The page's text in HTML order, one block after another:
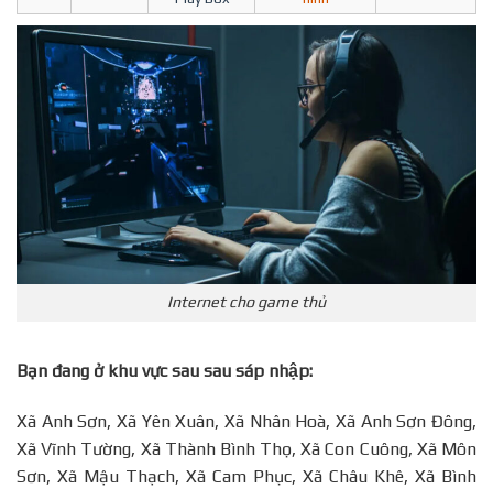
Internet cho game thủ
Bạn đang ở khu vực sau sau sáp nhập:
Xã Anh Sơn, Xã Yên Xuân, Xã Nhân Hoà, Xã Anh Sơn Đông,
Xã Vĩnh Tường, Xã Thành Bình Thọ, Xã Con Cuông, Xã Môn
Sơn, Xã Mậu Thạch, Xã Cam Phục, Xã Châu Khê, Xã Bình